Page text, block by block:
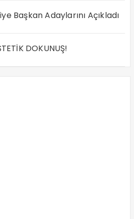
Başkan Adaylarını Açıkladı
DOKUNUŞ!